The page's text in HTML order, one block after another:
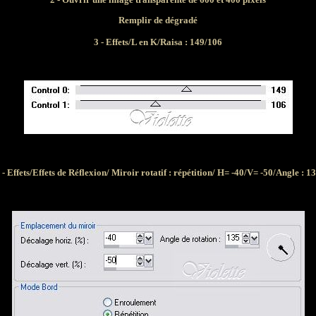
Remplir de dégradé
3 - Effets/L en K/Raisa : 149/106
- Effets/Effets de Réflexion/ Miroir rotatif : répétition/ H= -40/V= -50/Angle :